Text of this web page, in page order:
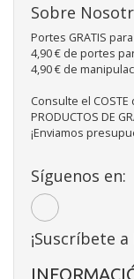
Sobre
Portes GRATIS
4,90 € de portes
4,90 € de
Consulte el
PRODUCTOS DE
¡Enviamos
Síguenos en:
¡Suscríbete